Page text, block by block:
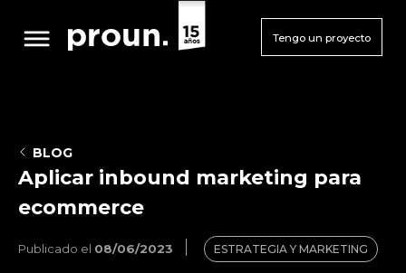
Tengo un proyecto
BLOG
Aplicar inbound marketing para
ecommerce
Publicado el 08/06/2023 ESTRATEGIA Y MARKETING